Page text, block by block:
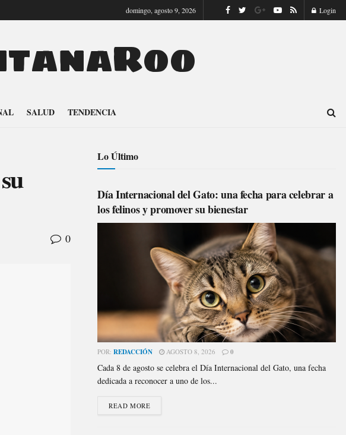
domingo, agosto 9, 2026 Login
SALUD TENDENCIA
0
Lo Último
Día Internacional del Gato: una fecha para celebrar a
los felinos y promover su bienestar
POR: REDACCIÓN AGOSTO 8, 2026 0
Cada 8 de agosto se celebra el Día Internacional del Gato, una fecha
dedicada a reconocer a uno de los...
READ MORE